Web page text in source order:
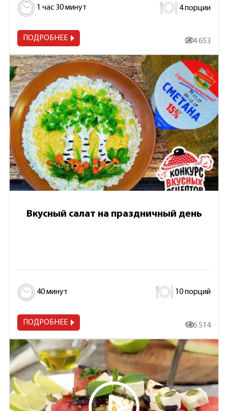
1 час 30 минут 4 порции
ПОДРОБНЕЕ 214 653
Вкусный салат на праздничный день
40 минут 10 порций
ПОДРОБНЕЕ 126 514